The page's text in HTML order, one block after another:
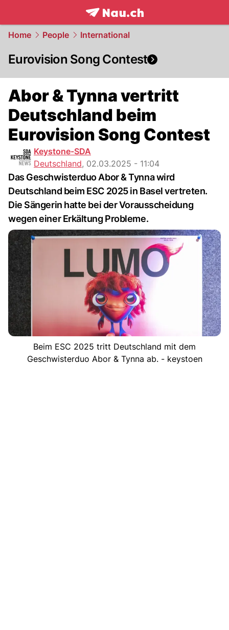
frontpage.NAU.ch
Home People International
Eurovision Song Contest
Abor & Tynna vertritt
Deutschland beim
Eurovision Song Contest
Keystone-SDA
Deutschland, 02.03.2025 - 11:04
Das Geschwisterduo Abor & Tynna wird
Deutschland beim ESC 2025 in Basel vertreten.
Die Sängerin hatte bei der Vorausscheidung
wegen einer Erkältung Probleme.
Beim ESC 2025 tritt Deutschland mit dem
Geschwisterduo Abor & Tynna ab. - keystoen